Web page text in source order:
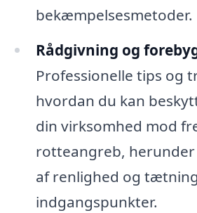
bekæmpelsesmetoder.
Rådgivning og
Professionelle tips og
hvordan du kan
din virksomhed mod
rotteangreb,
af renlighed og
indgangspunkter.